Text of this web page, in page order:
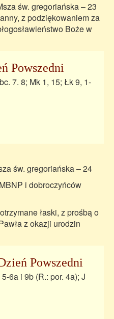
św. gregoriańska – 23
z podziękowaniem za
Boże w
Powszedni
7. 8; Mk 1, 15; Łk 9, 1-
św. gregoriańska – 24
i dobroczyńców
łaski, z prośbą o
z okazji urodzin
Powszedni
6a i 9b (R.: por. 4a); J